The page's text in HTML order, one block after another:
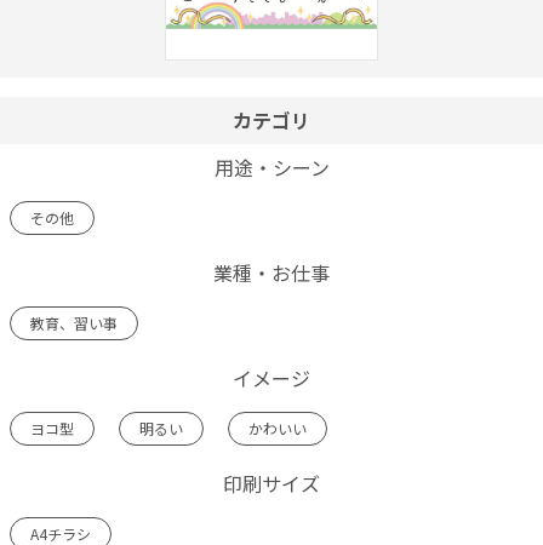
カテゴリ
用途・シーン
その他
業種・お仕事
教育、習い事
イメージ
ヨコ型 明るい かわいい
印刷サイズ
A4チラシ